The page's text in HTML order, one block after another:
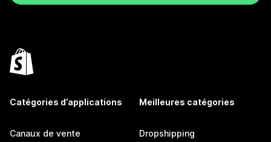
Catégories d’applications
Canaux de vente
Meilleures catégories
Dropshipping